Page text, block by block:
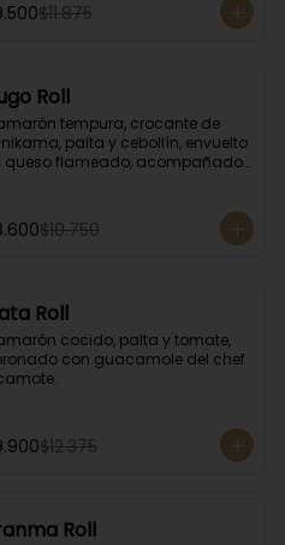
$11.875
Roll
tempura, crocante de
palta y cebollín, envuelto
queso flameado, acompañado
$10.750
Roll
cocido, palta y tomate,
con guacamole del chef
$12.375
Roll